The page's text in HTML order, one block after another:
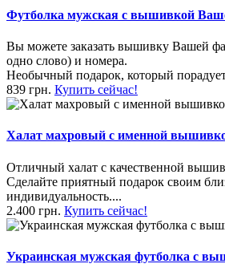
Футболка мужская с вышивкой
Вы можете заказать вышивку Вашей
одно слово) и номера.
Необычный подарок, который
839 грн. Купить сейчас!
Халат махровый с именной
Отличный халат с качественной
Сделайте приятный подарок своим
индивидуальность....
2.400 грн. Купить сейчас!
Украинская мужская футболка с